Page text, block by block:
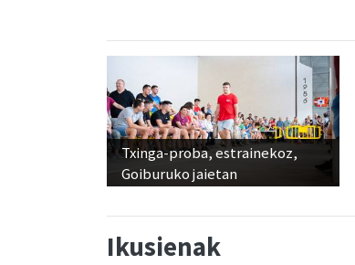
Txinga-proba, estrainekoz,
Goiburuko jaietan
Ikusienak